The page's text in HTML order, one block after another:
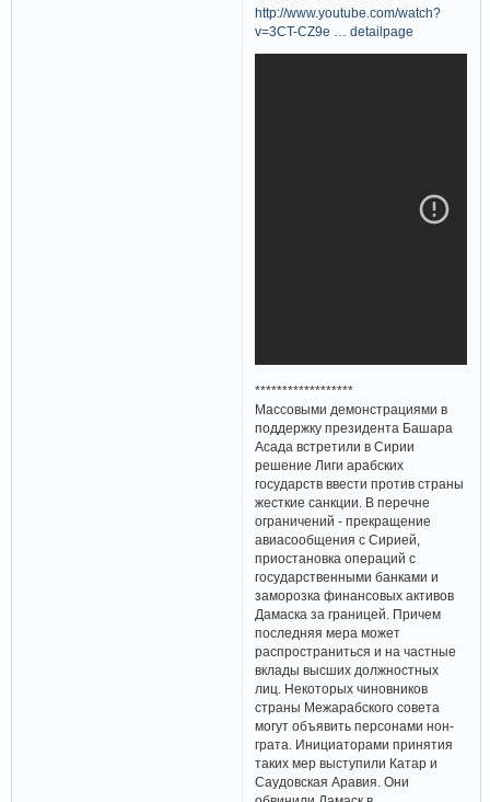
http://www.youtube.com/watch?
v=3CT-CZ9e … detailpage
******************
Массовыми демонстрациями в
поддержку президента Башара
Асада встретили в Сирии
решение Лиги арабских
государств ввести против страны
жесткие санкции. В перечне
ограничений - прекращение
авиасообщения с Сирией,
приостановка операций с
государственными банками и
заморозка финансовых активов
Дамаска за границей. Причем
последняя мера может
распространиться и на частные
вклады высших должностных
лиц. Некоторых чиновников
страны Межарабского совета
могут объявить персонами нон-
грата. Инициаторами принятия
таких мер выступили Катар и
Саудовская Аравия. Они